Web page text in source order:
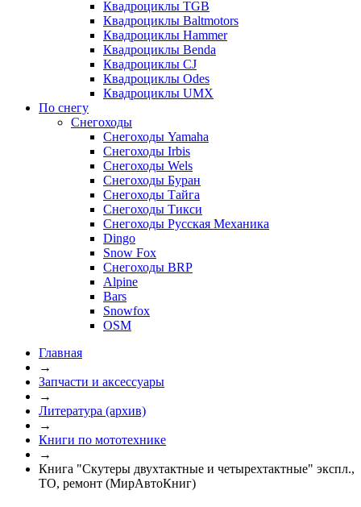
Квадроциклы TGB
Квадроциклы Baltmotors
Квадроциклы Hammer
Квадроциклы Benda
Квадроциклы CJ
Квадроциклы Odes
Квадроциклы UMX
По снегу
Снегоходы
Снегоходы Yamaha
Снегоходы Irbis
Снегоходы Wels
Снегоходы Буран
Снегоходы Тайга
Снегоходы Тикси
Снегоходы Русская Механика
Dingo
Snow Fox
Снегоходы BRP
Alpine
Bars
Snowfox
OSM
Главная
→
Запчасти и аксессуары
→
Литература (архив)
→
Книги по мототехнике
→
Книга "Скутеры двухтактные и четырехтактные" экспл.,
ТО, ремонт (МирАвтоКниг)